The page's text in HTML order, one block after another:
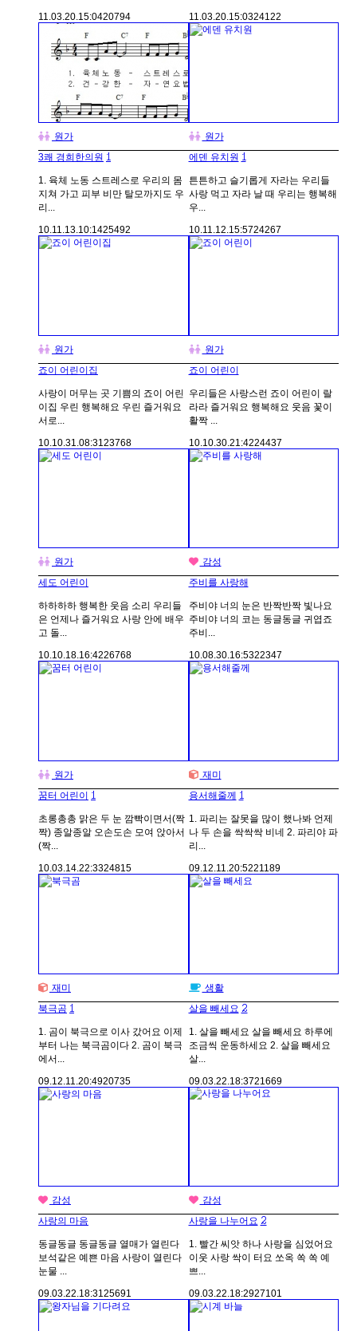
11.03.20.15:0420794
11.03.20.15:0324122
원가
3쾌 경희한의원 1
1. 육체 노동 스트레스로 우리의 몸
지쳐 가고 피부 비만 탈모까지도 우
리...
10.11.13.10:1425492
원가
에덴 유치원 1
튼튼하고 슬기롭게 자라는 우리들
사랑 먹고 자라 날 때 우리는 행복해
우...
10.11.12.15:5724267
원가
죠이 어린이집
사랑이 머무는 곳 기쁨의 죠이 어린
이집 우린 행복해요 우린 즐거워요
서로...
10.10.31. 08:31 23768
원가
죠이 어린이
우리들은 사랑스런 죠이 어린이 랄
라라 즐거워요 행복해요 웃음 꽃이
활짝 ...
10.10.30. 21:4224437
원가
세도 어린이
하하하하 행복한 웃음 소리 우리들
은 언제나 즐거워요 사랑 안에 배우
고 돌...
10.10.18.16:4226768
감성
주비를 사랑해
주비야 너의 눈은 반짝반짝 빛나요
주비야 너의 코는 동글동글 귀엽죠
주비...
10.08.30.16:5322347
원가
꿈터 어린이 1
초롱총총 맑은 두 눈 깜빡이면서(짝
짝) 종알종알 오손도손 모여 앉아서
(짝...
10.03.14.22:3324815
재미
용서해줄께 1
1. 파리는 잘못을 많이 했나봐 언제
나 두 손을 싹싹싹 비네 2. 파리야 파
리...
09.12.11.20:5221189
재미
북극곰 1
1. 곰이 북극으로 이사 갔어요 이제
부터 나는 북극곰이다 2. 곰이 북극
에서...
09.12.11. 20:4920735
생활
살을 빼세요 2
1. 살을 빼세요 살을 빼세요 하루에
조금씩 운동하세요 2. 살을 빼세요
살...
09.03.22. 18:3721669
감성
사랑의 마음
동글동글 동글동글 열매가 열린다
보석같은 예쁜 마음 사랑이 열린다
눈물 ...
09.03.22.18:3125691
감성
사랑을 나누어요 2
1. 빨간 씨앗 하나 사랑을 심었어요
이웃 사랑 싹이 터요 쏘옥 쏙 쏙 예
쁘...
09.03.22.18:2927101